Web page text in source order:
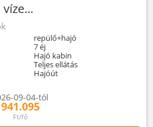
repülő+hajó
7 éj
Hajó kabin
Teljes ellátás
Hajóút
09-04-tól
941.095
Ft/fő